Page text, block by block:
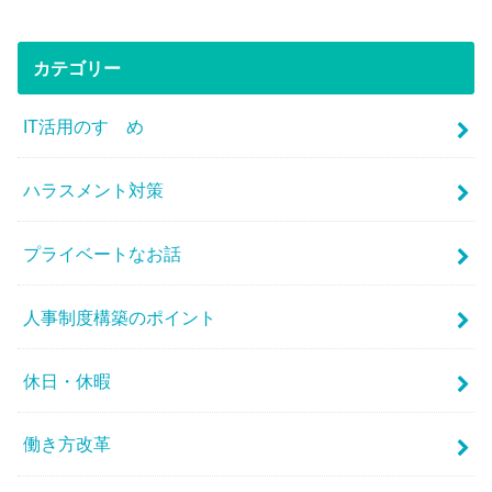
カテゴリー
IT活用のすゝめ
ハラスメント対策
プライベートなお話
人事制度構築のポイント
休日・休暇
働き方改革